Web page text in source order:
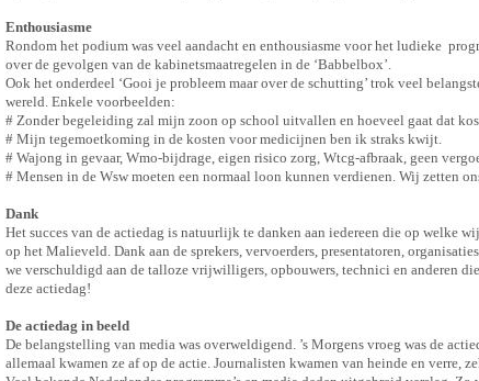
Enthousiasme
Rondom het podium was veel aandacht en enthousiasme voor het ludieke
over de gevolgen van de kabinetsmaatregelen in de ‘Babbelbox’.
Ook het onderdeel ‘Gooi je probleem maar over de schutting’ trok veel
wereld. Enkele voorbeelden:
# Zonder begeleiding zal mijn zoon op school uitvallen en hoeveel gaat dat
# Mijn tegemoetkoming in de kosten voor medicijnen ben ik straks kwijt.
# Wajong in gevaar, Wmo-bijdrage, eigen risico zorg, Wtcg-afbraak, geen
# Mensen in de Wsw moeten een normaal loon kunnen verdienen. Wij zetten
Dank
Het succes van de actiedag is natuurlijk te danken aan iedereen die op welke
op het Malieveld. Dank aan de sprekers, vervoerders, presentatoren,
we verschuldigd aan de talloze vrijwilligers, opbouwers, technici en anderen
deze actiedag!
De actiedag in beeld
De belangstelling van media was overweldigend. ’s Morgens vroeg was de
allemaal kwamen ze af op de actie. Journalisten kwamen van heinde en verre,